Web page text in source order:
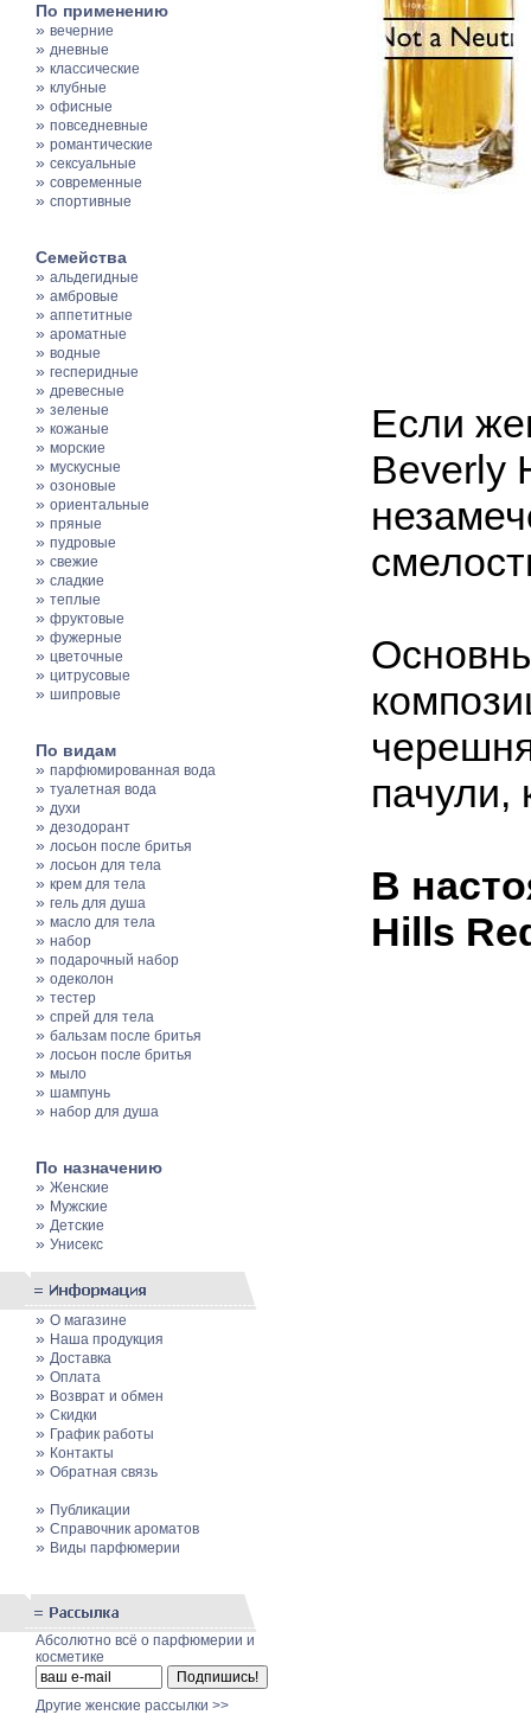
По применению
» вечерние
» дневные
» классические
» клубные
» офисные
» повседневные
» романтические
» сексуальные
» современные
» спортивные
Семейства
» альдегидные
» амбровые
» аппетитные
» ароматные
» водные
» гесперидные
» древесные
» зеленые
» кожаные
» морские
» мускусные
» озоновые
» ориентальные
» пряные
» пудровые
» свежие
» сладкие
» теплые
» фруктовые
» фужерные
» цветочные
» цитрусовые
» шипровые
По видам
» парфюмированная вода
» туалетная вода
» духи
» дезодорант
» лосьон после бритья
» лосьон для тела
» крем для тела
» гель для душа
» масло для тела
» набор
» подарочный набор
» одеколон
» тестер
» спрей для тела
» бальзам после бритья
» лосьон после бритья
» мыло
» шампунь
» набор для душа
По назначению
» Женские
» Мужские
» Детские
» Унисекс
» О магазине
» Наша продукция
» Доставка
» Оплата
» Возврат и обмен
» Скидки
» График работы
» Контакты
» Обратная связь
» Публикации
» Cправочник ароматов
» Виды парфюмерии
Абсолютно всё о парфюмерии и
косметике
Другие женские рассылки >>
Если
Beverly
пачули,
В
Hills